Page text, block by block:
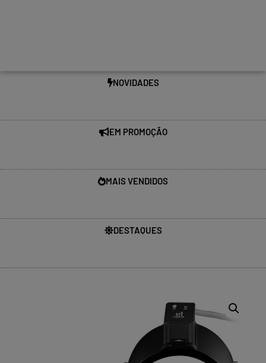
NOVIDADES
EM PROMOÇÃO
MAIS VENDIDOS
DESTAQUES